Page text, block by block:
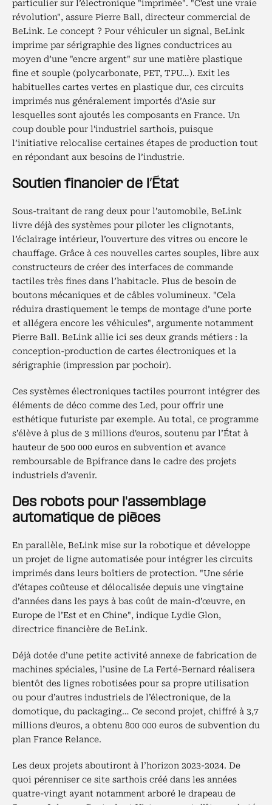
particulier sur l’électronique "imprimée". "C'est une vraie
révolution", assure Pierre Ball, directeur commercial de
BeLink. Le concept ? Pour véhiculer un signal, BeLink
imprime par sérigraphie des lignes conductrices au
moyen d’une "encre argent" sur une matière plastique
fine et souple (polycarbonate, PET, TPU…). Exit les
habituelles cartes vertes en plastique dur, ces circuits
imprimés nus généralement importés d’Asie sur
lesquelles sont ajoutés les composants en France. Un
coup double pour l'industriel sarthois, puisque
l’initiative relocalise certaines étapes de production tout
en répondant aux besoins de l’industrie.
Soutien financier de l’État
Sous-traitant de rang deux pour l’automobile, BeLink
livre déjà des systèmes pour piloter les clignotants,
l’éclairage intérieur, l’ouverture des vitres ou encore le
chauffage. Grâce à ces nouvelles cartes souples, libre aux
constructeurs de créer des interfaces de commande
tactiles très fines dans l’habitacle. Plus de besoin de
boutons mécaniques et de câbles volumineux. "Cela
réduira drastiquement le temps de montage d’une porte
et allégera encore les véhicules", argumente notamment
Pierre Ball. BeLink allie ici ses deux grands métiers : la
conception-production de cartes électroniques et la
sérigraphie (impression par pochoir).
Ces systèmes électroniques tactiles pourront intégrer des
éléments de déco comme des Led, pour offrir une
esthétique futuriste par exemple. Au total, ce programme
s’élève à plus de 3 millions d'euros, soutenu par l’État à
hauteur de 500 000 euros en subvention et avance
remboursable de Bpifrance dans le cadre des projets
industriels d’avenir.
Des robots pour l'assemblage
automatique de pièces
En parallèle, BeLink mise sur la robotique et développe
un projet de ligne automatisée pour intégrer les circuits
imprimés dans leurs boîtiers de protection. "Une série
d’étapes coûteuse et délocalisée depuis une vingtaine
d’années dans les pays à bas coût de main-d’œuvre, en
Europe de l’Est et en Chine", indique Lydie Glon,
directrice financière de BeLink.
Déjà dotée d’une petite activité annexe de fabrication de
machines spéciales, l’usine de La Ferté-Bernard réalisera
bientôt des lignes robotisées pour sa propre utilisation
ou pour d’autres industriels de l’électronique, de la
domotique, du packaging… Ce second projet, chiffré à 3,7
millions d'euros, a obtenu 800 000 euros de subvention du
plan France Relance.
Les deux projets aboutiront à l’horizon 2023-2024. De
quoi pérenniser ce site sarthois créé dans les années
quatre-vingt ayant notamment arboré le drapeau de